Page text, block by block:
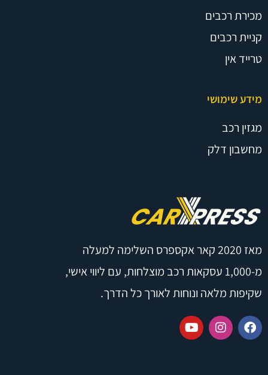
מכירת רכבים
קניית רכבים
טרייד אין
מידע שימושי
מגזין רכב
מחשבון דלק
מאז 2020 קאר אקספרס השלימה למעלה
מ-1,000 עסקאות רכב מוצלחות, עם ליווי אישי,
שקיפות מלאה ונוחות לאורך כל הדרך.